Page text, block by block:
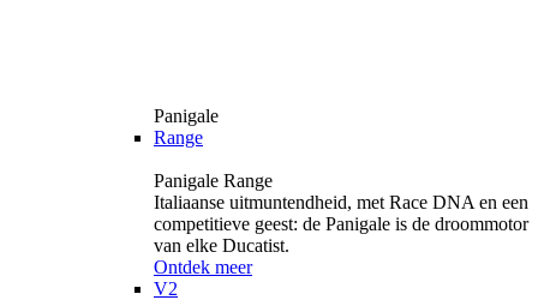
Panigale
Range
Panigale Range
Italiaanse uitmuntendheid, met Race DNA en een
competitieve geest: de Panigale is de droommotor
van elke Ducatist.
Ontdek meer
V2